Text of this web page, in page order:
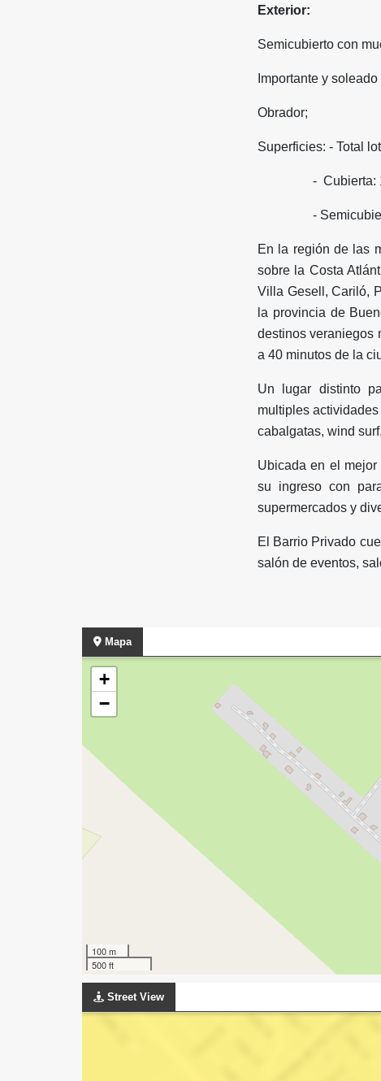
Exterior:
Semicubierto con
Importante y
Obrador;
Superficies: - Total
- Cubierta:
-
En la región de las
sobre la Costa
Villa Gesell, Cariló,
la provincia de
destinos veraniegos
a 40 minutos de la
Un lugar distinto
multiples
cabalgatas, wind
Ubicada en el
su ingreso con
supermercados y
El Barrio Privado
salón de eventos,
Mapa
+
−
100 m
500 ft
Street View